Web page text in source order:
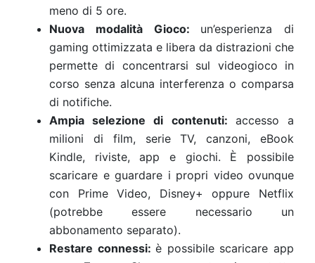
meno di 5 ore.
Nuova modalità Gioco: un’esperienza di
gaming ottimizzata e libera da distrazioni che
permette di concentrarsi sul videogioco in
corso senza alcuna interferenza o comparsa
di notifiche.
Ampia selezione di contenuti: accesso a
milioni di film, serie TV, canzoni, eBook
Kindle, riviste, app e giochi. È possibile
scaricare e guardare i propri video ovunque
con Prime Video, Disney+ oppure Netflix
(potrebbe essere necessario un
abbonamento separato).
Restare connessi:è possibile scaricare app